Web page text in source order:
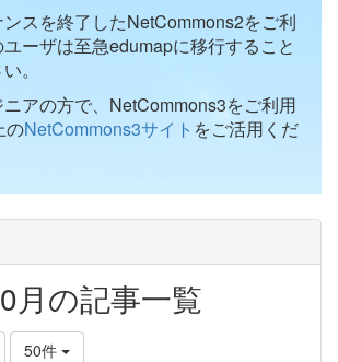
スを終了したNetCommons2をご利
ーザは至急edumapに移行すること
。
アの方で、NetCommons3をご利用
のNetCommons3サイト をご活用くだ
月の記事一覧
50件